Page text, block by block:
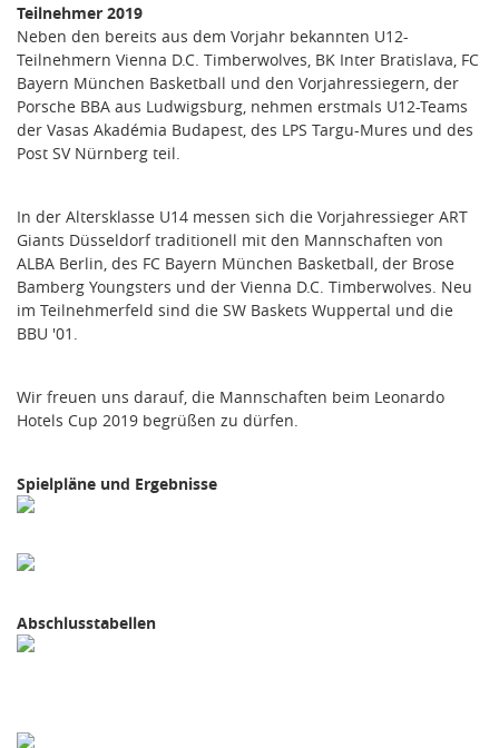
Teilnehmer 2019
Neben den bereits aus dem Vorjahr bekannten U12-
Teilnehmern Vienna D.C. Timberwolves, BK Inter Bratislava, FC
Bayern München Basketball und den Vorjahressiegern, der
Porsche BBA aus Ludwigsburg, nehmen erstmals U12-Teams
der Vasas Akadémia Budapest, des LPS Targu-Mures und des
Post SV Nürnberg teil.
In der Altersklasse U14 messen sich die Vorjahressieger ART
Giants Düsseldorf traditionell mit den Mannschaften von
ALBA Berlin, des FC Bayern München Basketball, der Brose
Bamberg Youngsters und der Vienna D.C. Timberwolves. Neu
im Teilnehmerfeld sind die SW Baskets Wuppertal und die
BBU '01.
Wir freuen uns darauf, die Mannschaften beim Leonardo
Hotels Cup 2019 begrüßen zu dürfen.
Spielpläne und Ergebnisse
Abschlusstabellen